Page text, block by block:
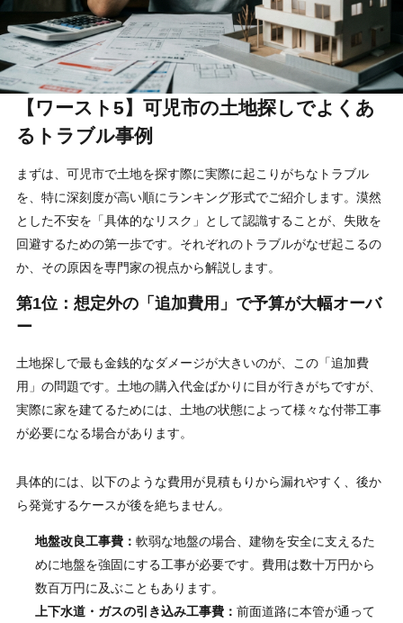
【ワースト5】可児市の土地探しでよくあ
るトラブル事例
まずは、可児市で土地を探す際に実際に起こりがちなトラブル
を、特に深刻度が高い順にランキング形式でご紹介します。漠然
とした不安を「具体的なリスク」として認識することが、失敗を
回避するための第一歩です。それぞれのトラブルがなぜ起こるの
か、その原因を専門家の視点から解説します。
第1位：想定外の「追加費用」で予算が大幅オーバ
ー
土地探しで最も金銭的なダメージが大きいのが、この「追加費
用」の問題です。土地の購入代金ばかりに目が行きがちですが、
実際に家を建てるためには、土地の状態によって様々な付帯工事
が必要になる場合があります。
具体的には、以下のような費用が見積もりから漏れやすく、後か
ら発覚するケースが後を絶ちません。
地盤改良工事費： 軟弱な地盤の場合、建物を安全に支えるた
めに地盤を強固にする工事が必要です。費用は数十万円から
数百万円に及ぶこともあります。
上下水道・ガスの引き込み工事費： 前面道路に本管が通って